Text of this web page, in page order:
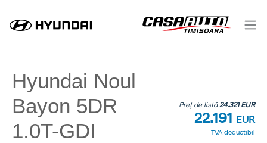
Hyundai Noul
Bayon 5DR
1.0T-GDI
Preț de listă24.321 EUR
22.191 EUR
TVA deductibil